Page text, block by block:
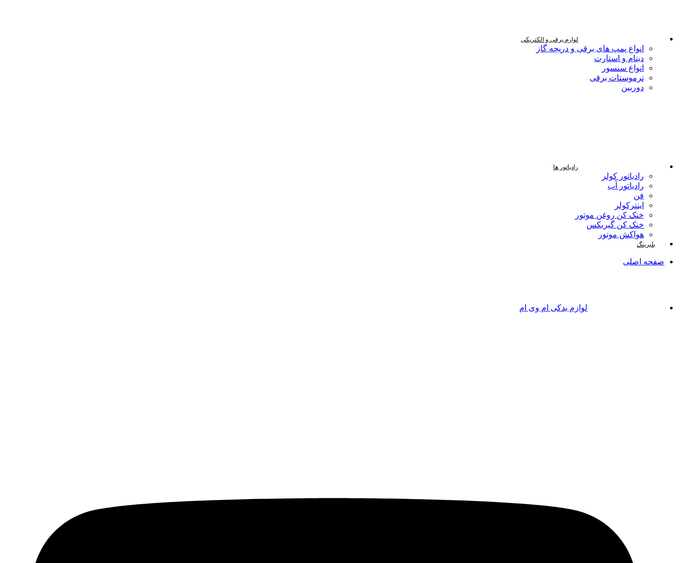
لوازم برقی و الکتریکی
انواع پمپ های برقی و دریچه گاز
دینام و استارت
انواع سنسور
ترموستات برقی
دوربین
رادیاتور ها
رادیاتور کولر
رادیاتور آب
فن
اینترکولر
خنک کن روغن موتور
خنک کن گیربکس
هواکش موتور
بلبرینگ
صفحه اصلی
لوازم یدکی ام وی ام